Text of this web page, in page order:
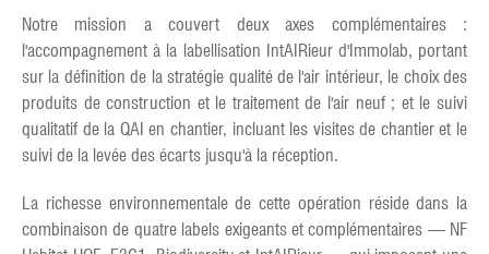
Notre mission a couvert deux axes complémentaires :
l'accompagnement à la labellisation IntAIRieur d'Immolab, portant
sur la définition de la stratégie qualité de l'air intérieur, le choix des
produits de construction et le traitement de l'air neuf ; et le suivi
qualitatif de la QAI en chantier, incluant les visites de chantier et le
suivi de la levée des écarts jusqu'à la réception.
La richesse environnementale de cette opération réside dans la
combinaison de quatre labels exigeants et complémentaires — NF